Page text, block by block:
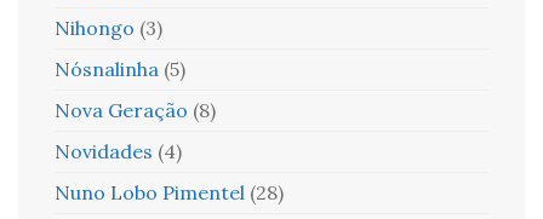
Nihongo (3)
Nósnalinha (5)
Nova Geração (8)
Novidades (4)
Nuno Lobo Pimentel (28)